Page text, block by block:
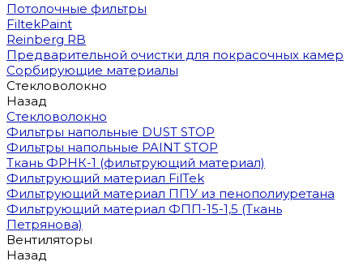
Потолочные фильтры
FiltekPaint
Reinberg RB
Предварительной очистки для покрасочных камер
Сорбирующие материалы
Стекловолокно
Назад
Стекловолокно
Фильтры напольные DUST STOP
Фильтры напольные PAINT STOP
Ткань ФРНК-1 (фильтрующий материал)
Фильтрующий материал FilTek
Фильтрующий материал ППУ из пенополиуретана
Фильтрующий материал ФПП-15-1,5 (Ткань
Петрянова)
Вентиляторы
Назад